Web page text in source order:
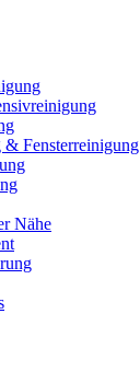
& Fensterreinigung
Nähe